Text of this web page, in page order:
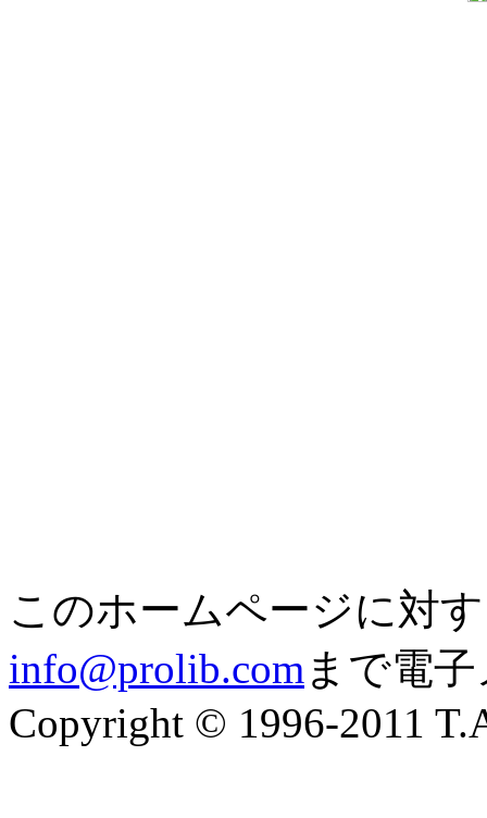
このホームページに対
info@prolib.comまで電
Copyright © 1996-2011